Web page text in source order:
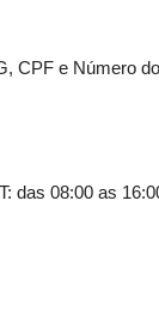
CPF e Número
das 08:00 as